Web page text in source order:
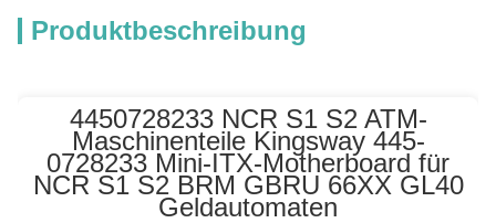
Produktbeschreibung
4450728233 NCR S1 S2 ATM-
Maschinenteile Kingsway 445-
0728233 Mini-ITX-Motherboard für
NCR S1 S2 BRM GBRU 66XX GL40
Geldautomaten